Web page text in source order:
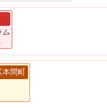
ム
本間町